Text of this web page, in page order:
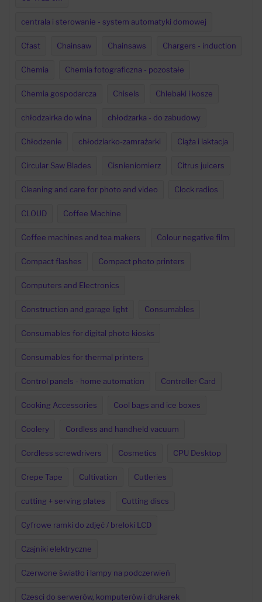
centrala i sterowanie - system automatyki domowej
Cfast Chainsaw Chainsaws Chargers - induction
Chemia Chemia fotograficzna - pozostałe
Chemia gospodarcza Chisels Chlebaki i kosze
chłodzairka do wina chłodzarka - do zabudowy
Chłodzenie chłodziarko-zamrażarki Ciąża i laktacja
Circular Saw Blades Cisnieniomierz Citrus juicers
Cleaning and care for photo and video Clock radios
CLOUD Coffee Machine
Coffee machines and tea makers Colour negative film
Compact flashes Compact photo printers
Computers and Electronics
Construction and garage light Consumables
Consumables for digital photo kiosks
Consumables for thermal printers
Control panels - home automation Controller Card
Cooking Accessories Cool bags and ice boxes
Coolery Cordless and handheld vacuum
Cordless screwdrivers Cosmetics CPU Desktop
Crepe Tape Cultivation Cutleries
cutting + serving plates Cutting discs
Cyfrowe ramki do zdjęć / breloki LCD
Czajniki elektryczne
Czerwone światło i lampy na podczerwień
Czesci do serwerów, komputerów i drukarek